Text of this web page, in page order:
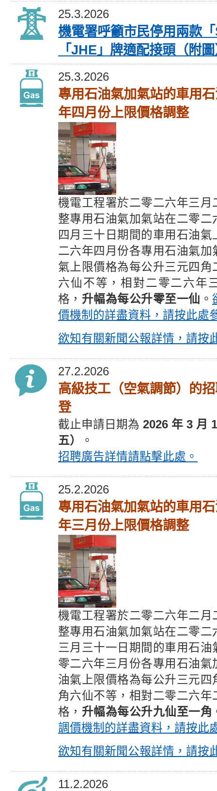
25.3.2026
機電署呼籲市民停用兩款
「JHE」牌適配接頭（附
25.3.2026
專用石油氣加氣站的車用
年四月份上限價格調整
機電工程署於二零二六年三月
整專用石油氣加氣站在二零二
四月三十日期間的車用石油氣
二六年四月份各專用石油氣加
氣上限價格為每公升三元四角
六仙不等，相對二零二六年
格， 升幅為每公升零至一仙 。
價機制的詳盡資料，請按此處
欲知有關新聞公報詳情，請按
27.2.2026
高級技工（空氣調節）的
登
截止申請 日期為 2026 年 3 月
五）
。
招聘廣告詳情請點擊此處。
25.2.2026
專用石油氣加氣站的車用
年三月份上限價格調整
機電工程署於二零二六年二月
整專用石油氣加氣站在二零二
三月三十一日期間的車用石油
零二六年三月份各專用石油氣
油氣上限價格為每公升三元四
角六仙不等，相對二零二六年
格， 升幅為每公升九仙至一角
調價機制的詳盡資料，請按此
欲知有關新聞公報詳情，請按
11.2.2026